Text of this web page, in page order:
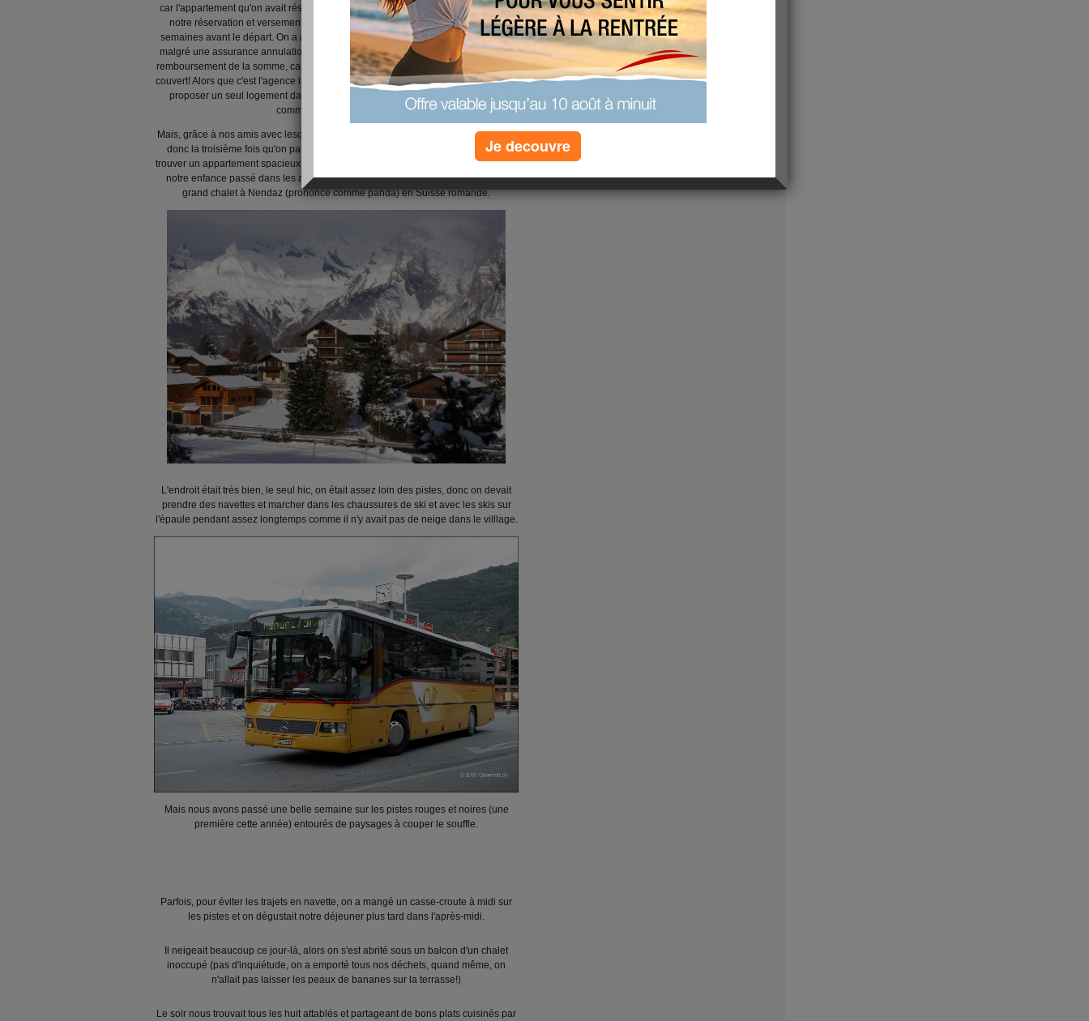
car l'appartement qu'on avait réservé en juillet dernier à Flaine a été loué malgré
notre réservation et versement d'un acompte et on l'a appris seulement deux
semaines avant le départ. On a aussi versé un acompte sur la location de skis et
malgré une assurance annulation qu'on avait souscrite, l'assureur nous refuse le
remboursement de la somme, car le problème de location d'appartement n'est pas
couvert! Alors que c'est l'agence immobilière qui est fautive et ne pouvait plus nous
proposer un seul logement dans la station, car tout était complet. Donc, il y a
comme un litige dans l'air....
Mais, grâce à nos amis avec lesquels on part depuis deux ans (cette fois-ci, c'était
donc la troisième fois qu'on passait une semaine aux skis ensemble), on a pu
trouver un appartement spacieux, quoique un peu vieillot, ce qui nous a fait revivre
notre enfance passé dans les années 70, sous les toits d'une résidence façon
grand chalet à Nendaz (prononce comme panda) en Suisse romande.
L'endroit était trés bien, le seul hic, on était assez loin des pistes, donc on devait
prendre des navettes et marcher dans les chaussures de ski et avec les skis sur
l'épaule pendant assez longtemps comme il n'y avait pas de neige dans le villlage.
Mais nous avons passé une belle semaine sur les pistes rouges et noires (une
première cette année) entourés de paysages à couper le souffle.
Parfois, pour éviter les trajets en navette, on a mangé un casse-croute à midi sur
les pistes et on dégustait notre déjeuner plus tard dans l'après-midi.
Il neigeait beaucoup ce jour-là, alors on s'est abrité sous un balcon d'un chalet
inoccupé (pas d'inquiétude, on a emporté tous nos déchets, quand même, on
n'allait pas laisser les peaux de bananes sur la terrasse!)
Le soir nous trouvait tous les huit attablés et partageant de bons plats cuisinés par
Je decouvre